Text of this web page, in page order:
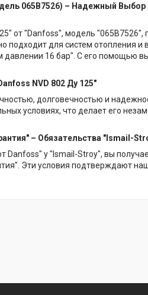
065B7526) – Надежный
от "Danfoss", модель
для систем отопления
давлении 16 бар". С его помощью
NVD 802 Ду 125"
долговечностью и
условиях, что делает его
– Обязательства "Ismail-
Danfoss" у "Ismail-Stroy", вы
Эти условия подтверждают